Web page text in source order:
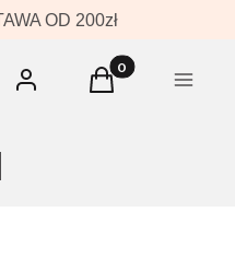
OD 200zł
Zaloguj się Produkty w
Koszyk Menu